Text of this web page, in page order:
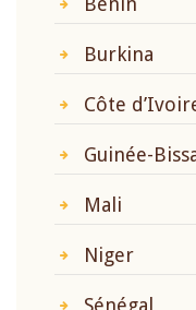
Burkina
Côte
Guinée-
Mali
Niger
Sénégal